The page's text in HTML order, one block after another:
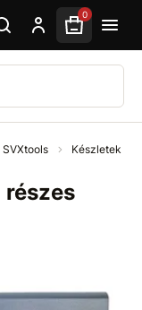
0
SVXtools Készletek